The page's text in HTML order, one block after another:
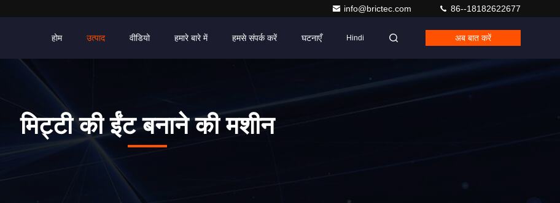
info@brictec.com 86--18182622677
होम उत्पाद वीडियो हमारे बारे में हमसे संपर्क करें घटनाएँ Hindi अब बात करें
मिट्टी की ईंट बनाने की मशीन